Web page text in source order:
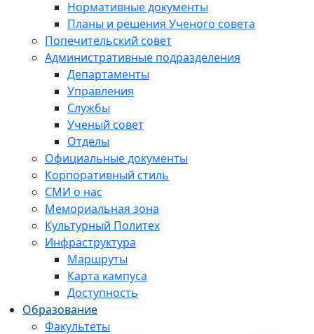
Нормативные документы
Планы и решения Ученого совета
Попечительский совет
Административные подразделения
Департаменты
Управления
Службы
Ученый совет
Отделы
Официальные документы
Корпоративный стиль
СМИ о нас
Мемориальная зона
Культурный Политех
Инфраструктура
Маршруты
Карта кампуса
Доступность
Образование
Факультеты